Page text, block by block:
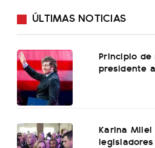
ÚLTIMAS NOTICIAS
Principio de
presidente
Karina Milei